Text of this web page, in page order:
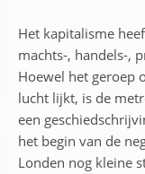
Het kapitalisme
machts-, handels-,
Hoewel het geroep
lucht lijkt, is de
een
het begin van de
Londen nog kleine